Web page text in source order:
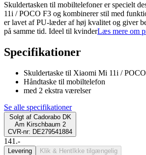
Skuldertasken til mobiltelefoner er specielt
11i / POCO F3 og kombinerer stil med
er lavet af PU-læder af høj kvalitet og giver
på samme tid. Ideel til kvinderLæs mere om
Specifikationer
Skuldertaske til Xiaomi Mi 11i /
Håndtaske til mobiltelefon
med 2 ekstra værelser
Se alle specifikationer
Solgt af Cadorabo DK
Am Kirschbaum 2
CVR-nr: DE279541884
141.-
Levering Klik & Hent Ikke tilgængelig